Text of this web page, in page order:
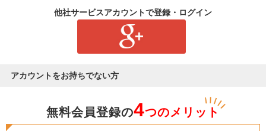
他社サービスアカウントで登録・ログイン
アカウントをお持ちでない方
無料会員登録の4つのメリット